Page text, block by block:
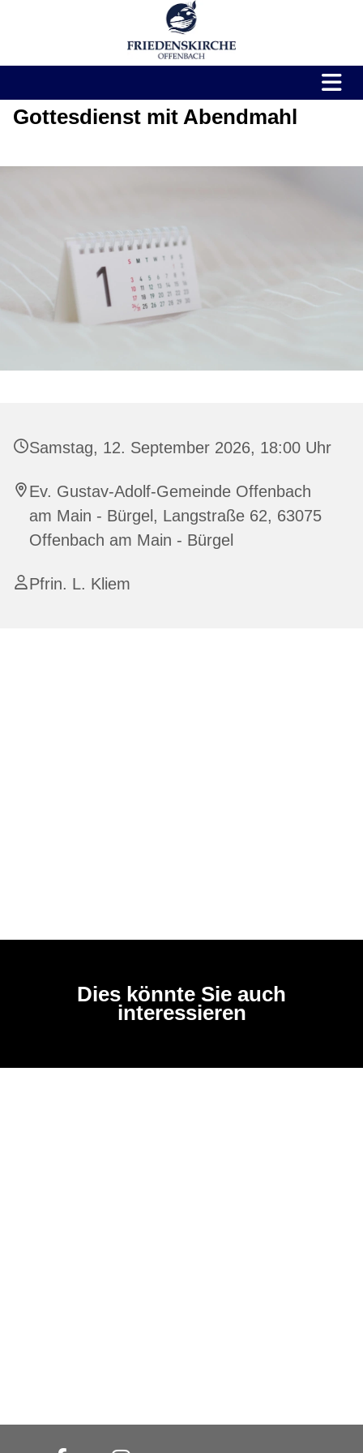
Gottesdienst mit Abendmahl
Samstag, 12. September 2026, 18:00 Uhr
Ev. Gustav-Adolf-Gemeinde Offenbach
am Main - Bürgel, Langstraße 62, 63075
Offenbach am Main - Bürgel
Pfrin. L. Kliem
Dies könnte Sie auch
interessieren